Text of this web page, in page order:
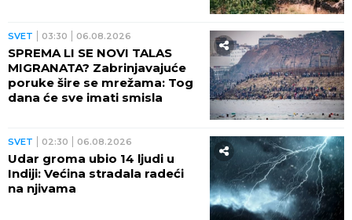
SVET 03:30 06.08.2026
SPREMA LI SE NOVI TALAS
MIGRANATA? Zabrinjavajuće
poruke šire se mrežama: Tog
dana će sve imati smisla
SVET 02:30 06.08.2026
Udar groma ubio 14 ljudi u
Indiji: Većina stradala radeći
na njivama